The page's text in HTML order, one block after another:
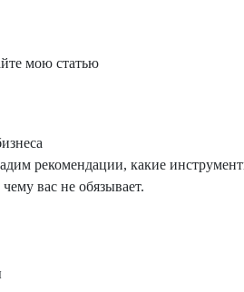
мою статью
рекомендации, какие
вас не обязывает.